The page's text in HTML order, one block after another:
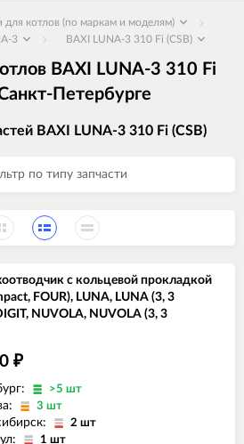
для котлов (по маркам и моделям)
3 BAXI LUNA-3 310 Fi (CSB)
BAXI LUNA-3 310 Fi
Петербурге
BAXI LUNA-3 310 Fi (CSB)
по типу запчасти
с кольцевой прокладкой
FOUR), LUNA, LUNA (3, 3
NUVOLA, NUVOLA (3, 3
₽
>5 шт
3 шт
2 шт
1 шт